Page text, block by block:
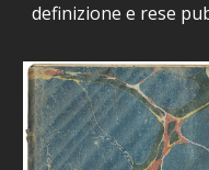
definizione e rese